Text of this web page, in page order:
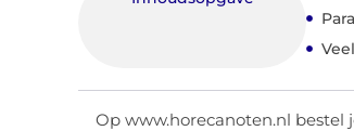
Op www.horecanoten.nl bestel